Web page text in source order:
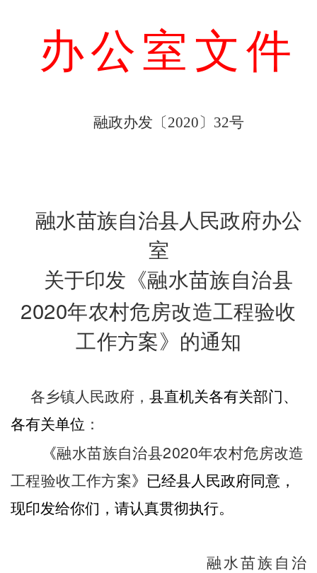
办公室文件
融政办发〔2020〕 32号
融水苗族自治县人民政府办公
室
关于印发 《融水苗族自治县
2020年农村危房改造工程验收
工作方案》 的通知
各乡镇人民政府， 县直机关各有关部门、
各有关单位 ：
《融水苗族自治县2020年农村危房改造
工程验收工作方案》 已经县人民政府同意 ，
现印发给你们，请认真贯彻执行。
融水苗族自治